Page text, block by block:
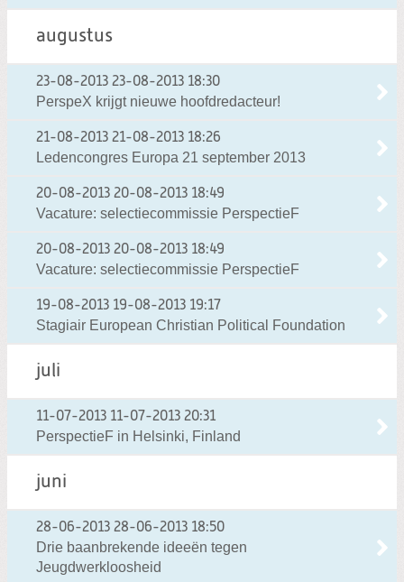
augustus
23-08-2013 23-08-2013 18:30
PerspeX krijgt nieuwe hoofdredacteur!
21-08-2013 21-08-2013 18:26
Ledencongres Europa 21 september 2013
20-08-2013 20-08-2013 18:49
Vacature: selectiecommissie PerspectieF
20-08-2013 20-08-2013 18:49
Vacature: selectiecommissie PerspectieF
19-08-2013 19-08-2013 19:17
Stagiair European Christian Political Foundation
juli
11-07-2013 11-07-2013 20:31
PerspectieF in Helsinki, Finland
juni
28-06-2013 28-06-2013 18:50
Drie baanbrekende ideeën tegen
Jeugdwerkloosheid